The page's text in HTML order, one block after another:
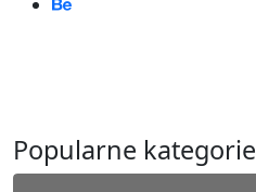
Popularne kategorie